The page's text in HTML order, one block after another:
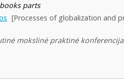
parts
[Processes of globalization and
mokslinė praktinė